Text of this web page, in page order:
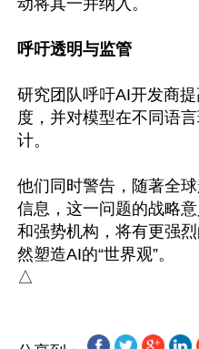
动将其一并纳入。
呼吁透明与监管
研究团队呼吁AI开发商
度，并对模型在不同语
计。
他们同时警告，随著全
信息，这一问题的战略
和强势机构，将有更强
然塑造AI的“世界观”。